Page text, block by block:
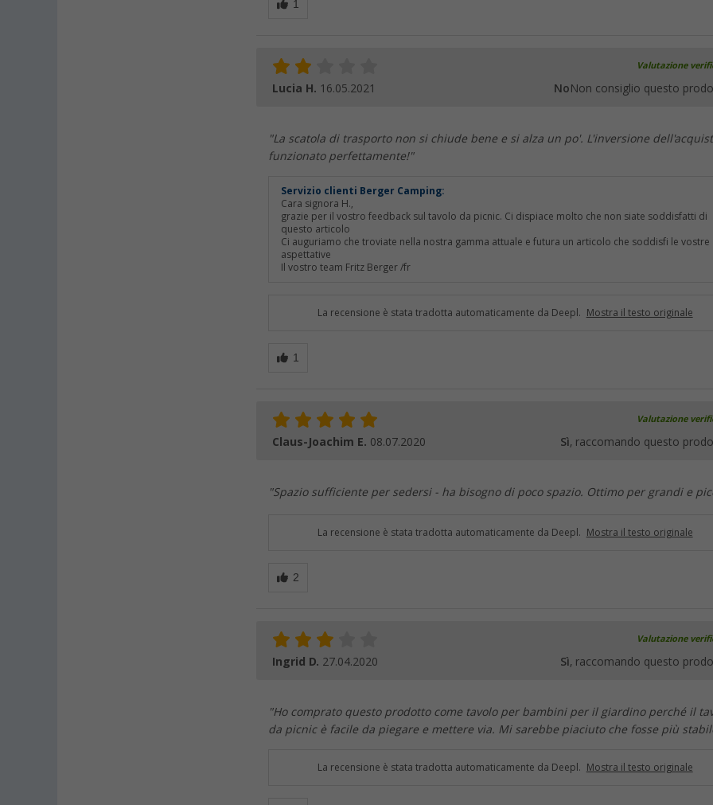
Valutazione
Lucia H. 16.05.2021 NoNon consiglio questo
"La scatola di trasporto non si chiude bene e si alza un po'. L'inversione
funzionato perfettamente!"
Servizio clienti Berger Camping:
Cara signora H.,
grazie per il vostro feedback sul tavolo da picnic. Ci dispiace molto che non siate soddisfatti di
questo articolo
Ci auguriamo che troviate nella nostra gamma attuale e futura un articolo che soddisfi le vostre
aspettative
Il vostro team Fritz Berger /fr
La recensione è stata tradotta automaticamente da Deepl. Mostra il testo originale
Valutazione
Claus-Joachim E. 08.07.2020 Sì, raccomando questo
"Spazio sufficiente per sedersi - ha bisogno di poco spazio. Ottimo per grandi e
La recensione è stata tradotta automaticamente da Deepl. Mostra il testo originale
Valutazione
Ingrid D. 27.04.2020 Sì, raccomando questo
"Ho comprato questo prodotto come tavolo per bambini per il giardino perché il
da picnic è facile da piegare e mettere via. Mi sarebbe piaciuto che fosse più
La recensione è stata tradotta automaticamente da Deepl. Mostra il testo originale